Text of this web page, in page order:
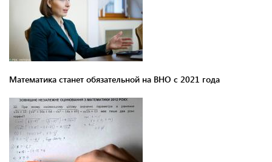
Математика станет обязательной на ВНО с 2021 года